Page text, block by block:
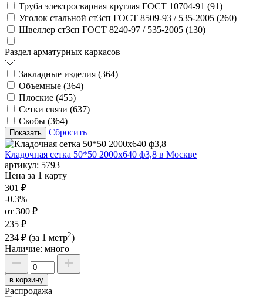
Труба электросварная круглая ГОСТ 10704-91 (91)
Уголок стальной ст3сп ГОСТ 8509-93 / 535-2005 (260)
Швеллер ст3сп ГОСТ 8240-97 / 535-2005 (130)
Раздел арматурных каркасов
Закладные изделия (364)
Объемные (364)
Плоские (455)
Сетки связи (637)
Скобы (364)
Сбросить
Кладочная сетка 50*50 2000х640 ф3,8 в Москве
артикул: 5793
Цена за 1 карту
301 ₽
-0.3%
от 300 ₽
235 ₽
234 ₽ (за 1 метр2)
Наличие: много
в корзину
Распродажа